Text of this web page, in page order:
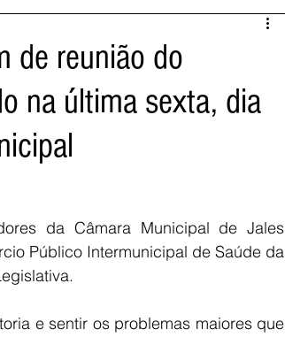
de reunião do
na última sexta, dia
da Câmara Municipal de Jales
Público Intermunicipal de Saúde da
e sentir os problemas maiores que